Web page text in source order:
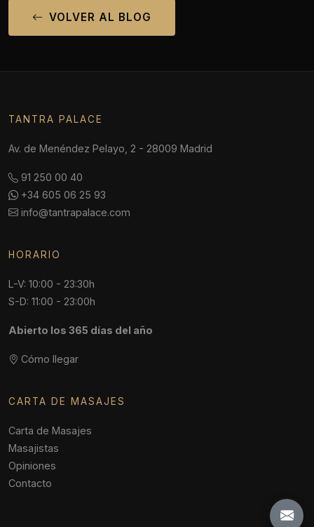
VOLVER AL BLOG
TANTRA PALACE
Av. de Menéndez Pelayo, 2 - 28009 Madrid
91 250 00 40
+34 605 06 25 93
info@tantrapalace.com
HORARIO
L-V: 10:00 - 23:30h
S-D: 11:00 - 23:00h
Abierto los 365 días del año
Cómo llegar
CARTA DE MASAJES
Carta de Masajes
Masajistas
Opiniones
Contacto